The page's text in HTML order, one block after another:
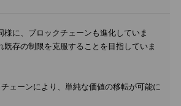
に、ブロックチェーンも進化していま
既存の制限を克服することを目指していま
ェーンにより、単純な価値の移転が可能に